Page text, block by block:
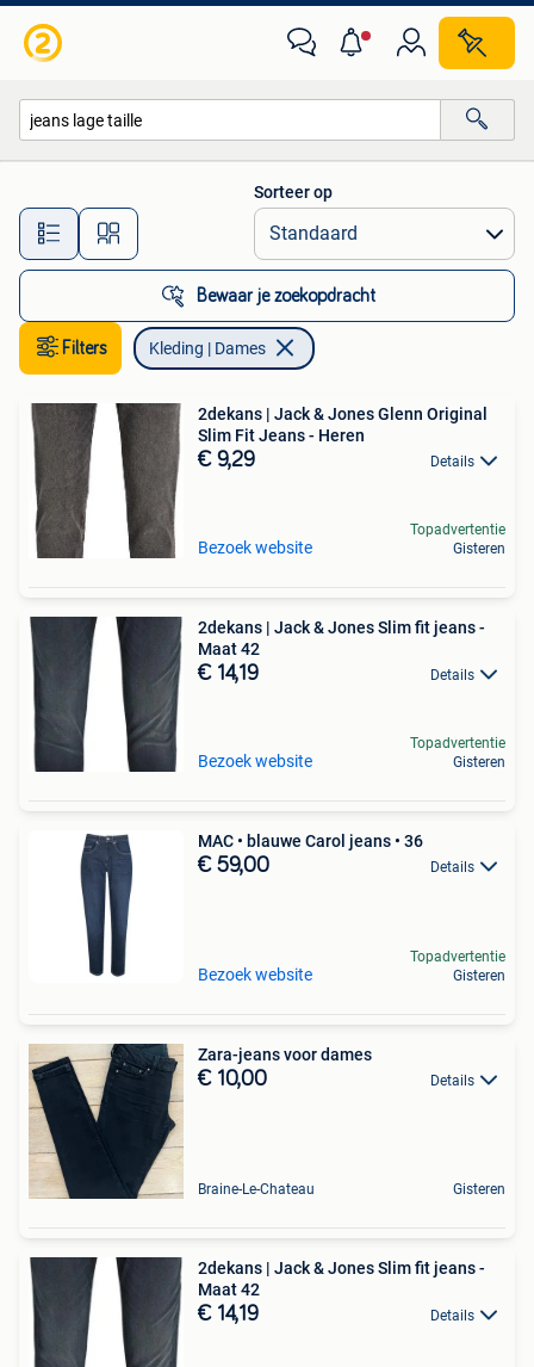
Alle afstanden…
Sorteer op
Bewaar je zoekopdracht
Filters Kleding | Dames
2dekans | Jack & Jones Glenn Original
Slim Fit Jeans - Heren
€ 9,29 Details
Bezoek website
Topadvertentie
Gisteren
2dekans | Jack & Jones Slim fit jeans -
Maat 42
€ 14,19 Details
Bezoek website
Topadvertentie
Gisteren
MAC • blauwe Carol jeans • 36
€ 59,00 Details
Bezoek website
Topadvertentie
Gisteren
Zara-jeans voor dames
€ 10,00 Details
Braine-Le-Chateau Gisteren
2dekans | Jack & Jones Slim fit jeans -
Maat 42
€ 14,19 Details